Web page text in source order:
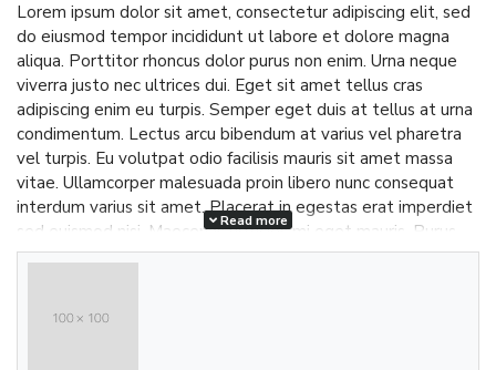
Lorem ipsum dolor sit amet, consectetur adipiscing elit, sed
do eiusmod tempor incididunt ut labore et dolore magna
aliqua. Porttitor rhoncus dolor purus non enim. Urna neque
viverra justo nec ultrices dui. Eget sit amet tellus cras
adipiscing enim eu turpis. Semper eget duis at tellus at urna
condimentum. Lectus arcu bibendum at varius vel pharetra
vel turpis. Eu volutpat odio facilisis mauris sit amet massa
vitae. Ullamcorper malesuada proin libero nunc consequat
interdum varius sit amet. Placerat in egestas erat imperdiet
sed euismod nisi. Maecenas ultricies mi eget mauris. Purus
semper eget duis at.
do eiusmod tempor incididunt ut labore et dolore magna
Read more